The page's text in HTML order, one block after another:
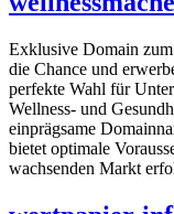
Exklusive Domain
die Chance und
perfekte Wahl für
Wellness- und
einprägsame
bietet optimale
wachsenden Markt